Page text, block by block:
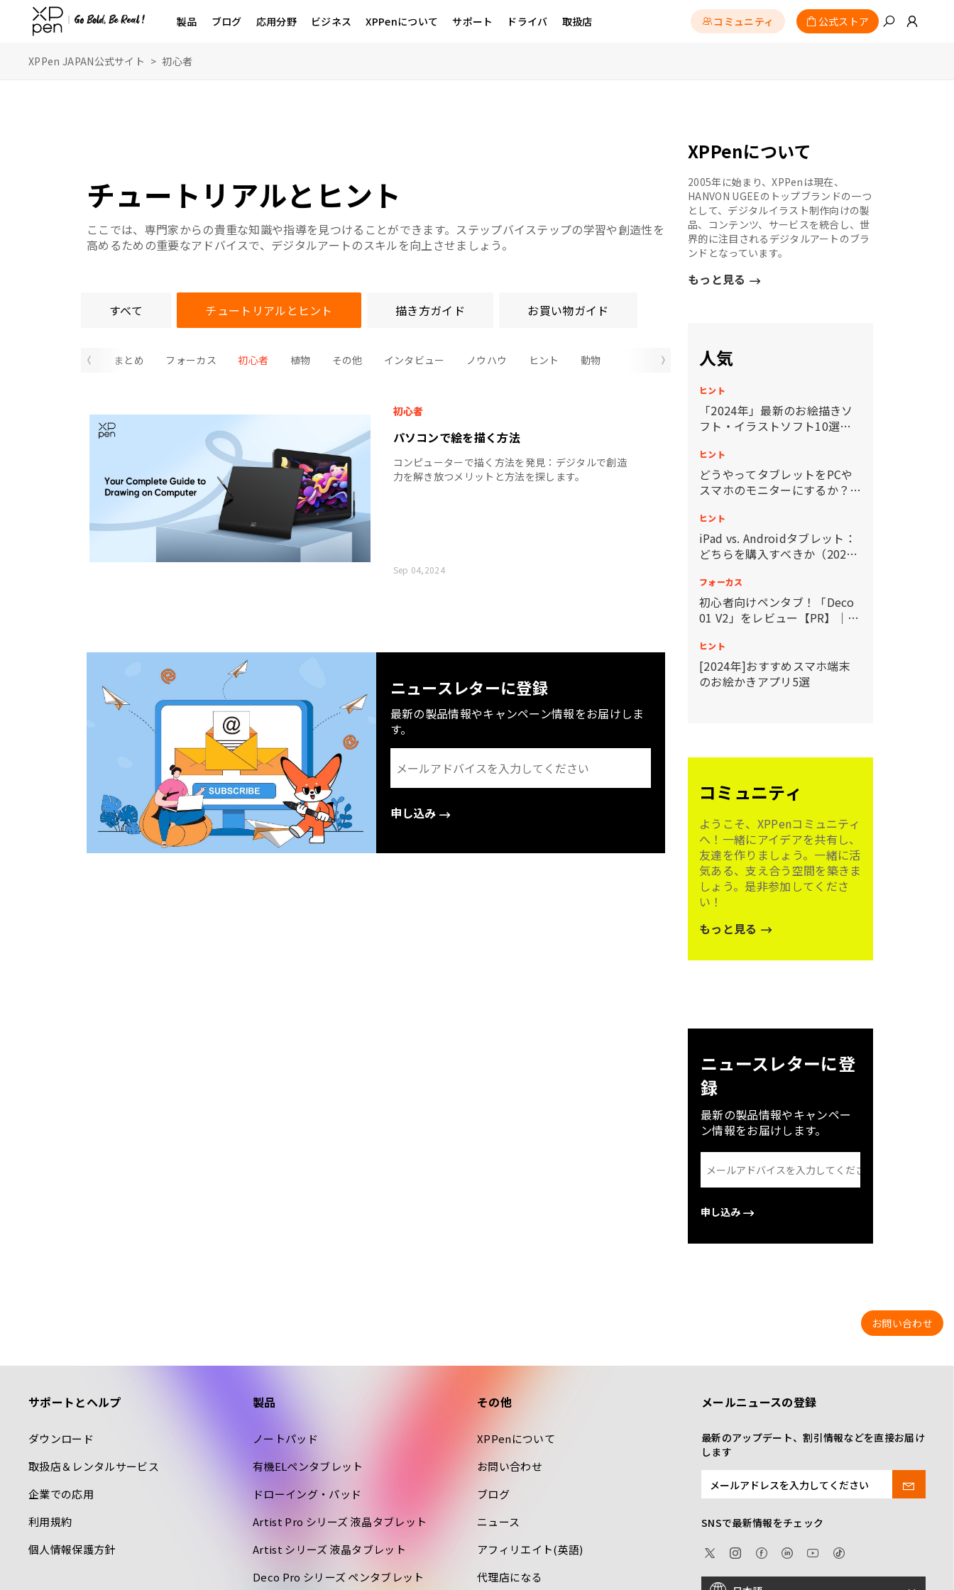
製品 ブログ 応用分野 ビジネス XPPenについて サポート ドライバ 取扱店 コミュニティ 公式ストア
XPPen JAPAN公式サイト > 初心者
チュートリアルとヒント
ここでは、専門家からの貴重な知識や指導を見つけることができます。ステップバイステップの学習や創造性を
高めるための重要なアドバイスで、デジタルアートのスキルを向上させましょう。
すべて チュートリアルとヒント 描き方ガイド お買い物ガイド
まとめ フォーカス 初心者 植物 その他 インタビュー ノウハウ ヒント 動物
初心者
パソコンで絵を描く方法
コンピューターで描く方法を発見：デジタルで創造
力を解き放つメリットと方法を探します。
Sep 04,2024
ニュースレターに登録
最新の製品情報やキャンペーン情報をお届けしま
す。
申し込み
XPPenについて
2005年に始まり、XPPenは現在、
HANVON UGEEのトップブランドの一つ
として、デジタルイラスト制作向けの製
品、コンテンツ、サービスを統合し、世
界的に注目されるデジタルアートのブラ
ンドとなっています。
もっと見る
人気
ヒント
「2024年」最新のお絵描きソ
フト・イラストソフト10選ま
ヒント
どうやってタブレットをPCや
スマホのモニターにするか？ 4
ヒント
iPad vs. Androidタブレット：
どちらを購入すべきか（2024
フォーカス
初心者向けペンタブ！「Deco
01 V2」をレビュー【PR】｜設
ご紹介
ヒント
[2024年]おすすめスマホ端末
のお絵かきアプリ5選
コミュニティ
ようこそ、XPPenコミュニティ
へ！一緒にアイデアを共有し、
友達を作りましょう。一緒に活
気ある、支え合う空間を築きま
しょう。是非参加してくださ
い！
もっと見る
ニュースレターに登
録
最新の製品情報やキャンペー
ン情報をお届けします。
申し込み
サポートとヘルプ
ダウンロード
取扱店＆レンタルサービス
企業での応用
利用規約
個人情報保護方針
製品
ノートパッド
有機ELペンタブレット
ドローイング・パッド
Artist Pro シリーズ 液晶タブレット
Artist シリーズ 液晶タブレット
Deco Pro シリーズ ペンタブレット
その他
XPPenについて
お問い合わせ
ブログ
ニュース
アフィリエイト(英語)
代理店になる
メールニュースの登録
最新のアップデート、割引情報などを直接お届け
します
SNSで最新情報をチェック
お問い合わせ